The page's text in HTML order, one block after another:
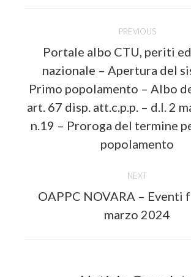
navigation
PREVIOUS
Previous
post:
Portale albo CTU, periti
nazionale – Apertura del
Primo popolamento – Albo
art. 67 disp. att.c.p.p. – d.l. 2
n.19 – Proroga del termine
popolamento
NEXT
Next
post:
OAPPC NOVARA – Eventi
marzo 2024